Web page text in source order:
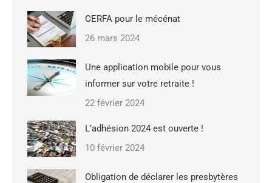
CERFA pour le mécénat
26 mars 2024
Une application mobile pour vous
informer sur votre retraite !
22 février 2024
L’adhésion 2024 est ouverte !
10 février 2024
Obligation de déclarer les presbytères